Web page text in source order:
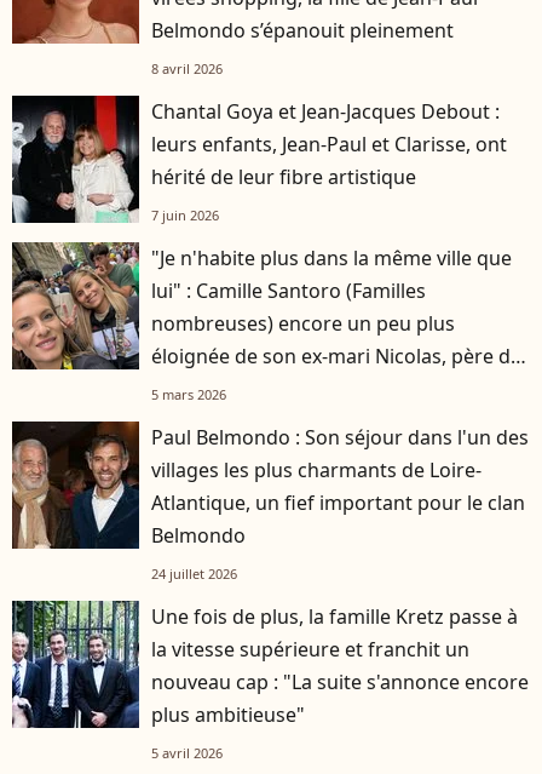
Belmondo s’épanouit pleinement
8 avril 2026
Chantal Goya et Jean-Jacques Debout :
leurs enfants, Jean-Paul et Clarisse, ont
hérité de leur fibre artistique
7 juin 2026
"Je n'habite plus dans la même ville que
lui" : Camille Santoro (Familles
nombreuses) encore un peu plus
éloignée de son ex-mari Nicolas, père de
ses six enfants
5 mars 2026
Paul Belmondo : Son séjour dans l'un des
villages les plus charmants de Loire-
Atlantique, un fief important pour le clan
Belmondo
24 juillet 2026
Une fois de plus, la famille Kretz passe à
la vitesse supérieure et franchit un
nouveau cap : "La suite s'annonce encore
plus ambitieuse"
5 avril 2026